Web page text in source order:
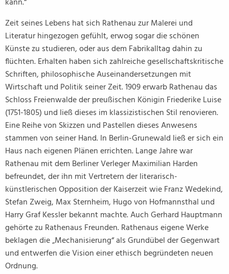
kann.“
Zeit seines Lebens hat sich Rathenau zur Malerei und
Literatur hingezogen gefühlt, erwog sogar die schönen
Künste zu studieren, oder aus dem Fabrikalltag dahin zu
flüchten. Erhalten haben sich zahlreiche gesellschaftskritische
Schriften, philosophische Auseinandersetzungen mit
Wirtschaft und Politik seiner Zeit. 1909 erwarb Rathenau das
Schloss Freienwalde der preußischen Königin Friederike Luise
(1751-1805) und ließ dieses im klassizistischen Stil renovieren.
Eine Reihe von Skizzen und Pastellen dieses Anwesens
stammen von seiner Hand. In Berlin-Grunewald ließ er sich ein
Haus nach eigenen Plänen errichten. Lange Jahre war
Rathenau mit dem Berliner Verleger Maximilian Harden
befreundet, der ihn mit Vertretern der literarisch-
künstlerischen Opposition der Kaiserzeit wie Franz Wedekind,
Stefan Zweig, Max Sternheim, Hugo von Hofmannsthal und
Harry Graf Kessler bekannt machte. Auch Gerhard Hauptmann
gehörte zu Rathenaus Freunden. Rathenaus eigene Werke
beklagen die „Mechanisierung“ als Grundübel der Gegenwart
und entwerfen die Vision einer ethisch begründeten neuen
Ordnung.